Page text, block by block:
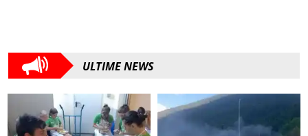
ULTIME NEWS